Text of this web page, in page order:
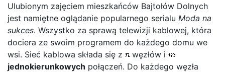
Ulubionym zajęciem mieszkańców Bajtołów Dolnych
jest namiętne oglądanie popularnego serialu Moda na
sukces. Wszystko za sprawą telewizji kablowej, która
dociera ze swoim programem do każdego domu we
wsi. Sieć kablowa składa się z
węzłów i
jednokierunkowych połączeń. Do każdego węzła